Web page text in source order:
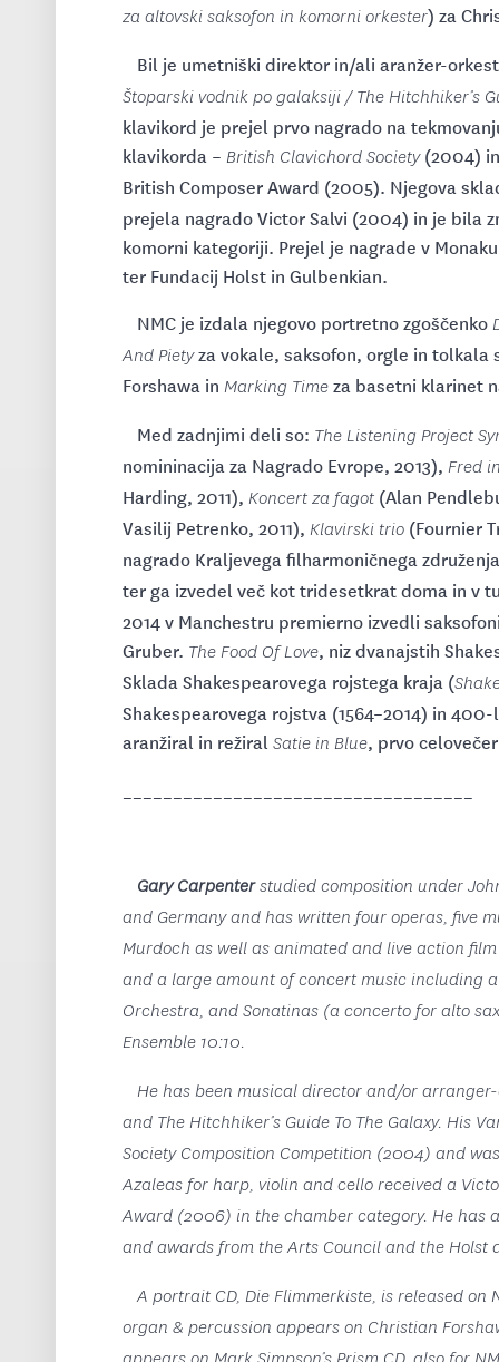
za altovski saksofon in komorni orkester) za
Bil je umetniški direktor in/ali aranžer-
Štoparski vodnik po galaksiji / The Hitchhiker’s
klavikord je prejel prvo nagrado na
klavikorda – British Clavichord Society(2004) in
British Composer Award (2005). Njegova
prejela nagrado Victor Salvi (2004) in je bila
komorni kategoriji. Prejel je nagrade v
ter Fundacij Holst in Gulbenkian.
NMC je izdala njegovo portretno zgoščenko
And Pietyza vokale, saksofon, orgle in tolkala
Forshawa in Marking Timeza basetni klarinet
Med zadnjimi deli so: The Listening Project
nomininacija za Nagrado Evrope, 2013), Fred
Harding, 2011), Koncert za fagot (Alan
Vasilij Petrenko, 2011), Klavirski trio (Fournier
nagrado Kraljevega filharmoničnega
ter ga izvedel več kot tridesetkrat doma in v
2014 v Manchestru premierno izvedli
Gruber. The Food Of Love, niz dvanajstih
Sklada Shakespearovega rojstega kraja (
Shakespearovega rojstva (1564–2014) in
aranžiral in režiral Satie in Blue, prvo
Gary Carpenterstudied composition under
and Germany and has written four operas, five
Murdoch as well as animated and live action
and a large amount of concert music including
Orchestra, and Sonatinas (a concerto for alto
Ensemble 10:10.
He has been musical director and/or
and The Hitchhiker’s Guide To The Galaxy. His
Society Composition Competition (2004) and
Azaleas for harp, violin and cello received a
Award (2006) in the chamber category. He has
and awards from the Arts Council and the Holst
A portrait CD, Die Flimmerkiste, is released on
organ & percussion appears on Christian